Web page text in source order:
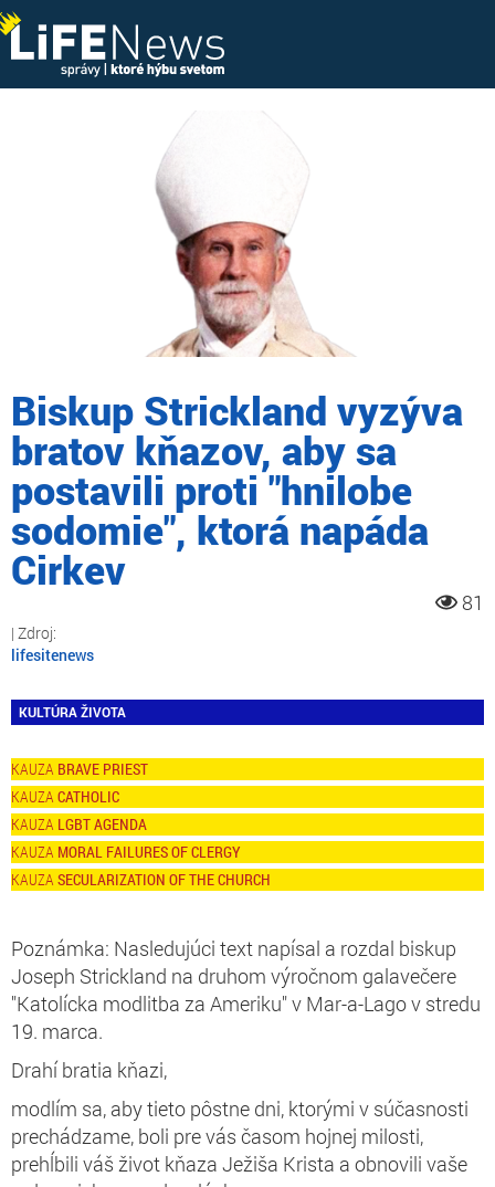
Biskup Strickland vyzýva
bratov kňazov, aby sa
postavili proti "hnilobe
sodomie", ktorá napáda
Cirkev
81
lifesitenews
KULTÚRA ŽIVOTA
BRAVE PRIEST
CATHOLIC
LGBT AGENDA
MORAL FAILURES OF CLERGY
SECULARIZATION OF THE CHURCH
Poznámka: Nasledujúci text napísal a rozdal biskup
Joseph Strickland na druhom výročnom galavečere
"Katolícka modlitba za Ameriku" v Mar-a-Lago v stredu
19. marca.
Drahí bratia kňazi,
modlím sa, aby tieto pôstne dni, ktorými v súčasnosti
prechádzame, boli pre vás časom hojnej milosti,
prehĺbili váš život kňaza Ježiša Krista a obnovili vaše